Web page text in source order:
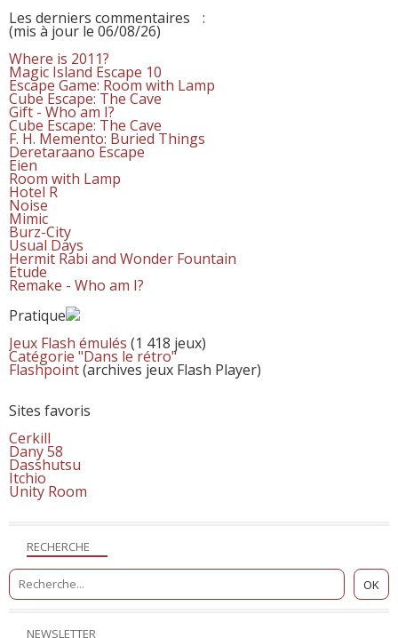
NEWSLETTER
RECHERCHE
Les derniers commentaires
:
(mis à jour le 06/08/26)
Where is 2011?
Magic Island Escape 10
Escape Game: Room with Lamp
Cube Escape: The Cave
Gift - Who am I?
Cube Escape: The Cave
F. H. Memento: Buried Things
Deretaraano Escape
Eien
Room with Lamp
Hotel R
Noise
Mimic
Burz-City
Usual Days
Hermit Rabi and Wonder Fountain
Etude
Remake - Who am I?
Pratique
Jeux Flash émulés (1 418 jeux)
Catégorie "Dans le rétro"
Flashpoint(archives jeux Flash Player)
Sites favoris
Cerkill
Dany 58
Dasshutsu
Itchio
Unity Room